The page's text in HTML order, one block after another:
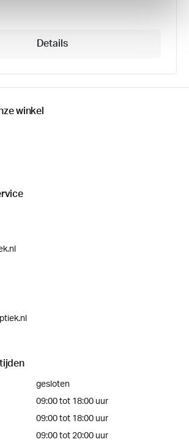
Details
winkel
gesloten
09:00 tot 18:00 uur
09:00 tot 18:00 uur
09:00 tot 20:00 uur